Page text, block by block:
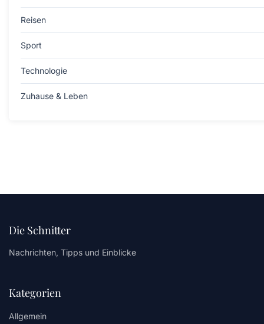
Reisen
Sport
Technologie
Zuhause & Leben
Die Schnitter
Nachrichten, Tipps und Einblicke
Kategorien
Allgemein